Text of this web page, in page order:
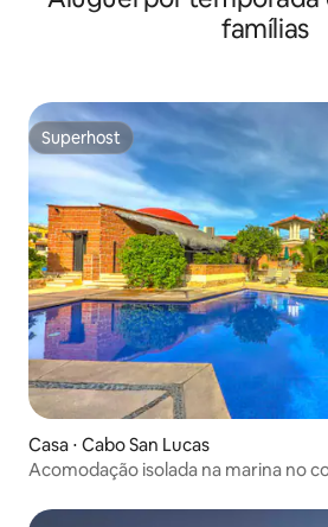
famílias
Superhost
Superhost
Casa ⋅ Cabo San Lucas
Acomodação isolada na marina no